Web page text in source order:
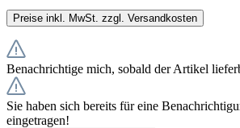
Preise inkl. MwSt. zzgl. Versandkosten
Benachrichtige mich, sobald der Artikel
Sie haben sich bereits für eine
eingetragen!